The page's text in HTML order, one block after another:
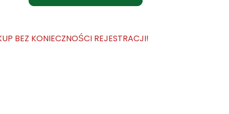
BEZ KONIECZNOŚCI REJESTRACJI!